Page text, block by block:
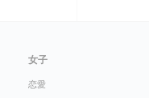
女子
恋愛